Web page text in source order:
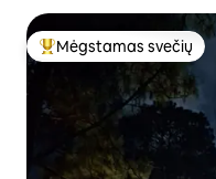
Svečių mėgstamiausias
Mėgstamas svečių